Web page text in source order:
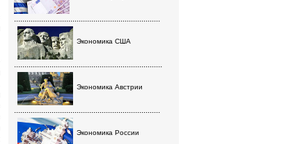
......................................................................
Экономика США
.......................................................................
Экономика Австрии
......................................................................
Экономика России